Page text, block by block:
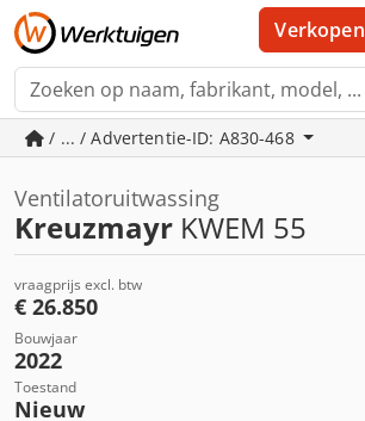
Verkopen
/ ... / Advertentie-ID: A830-468
Ventilatoruitwassing
Kreuzmayr KWEM 55
vraagprijs excl. btw
€ 26.850
Bouwjaar
2022
Toestand
Nieuw